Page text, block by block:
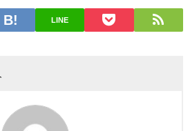
LINE